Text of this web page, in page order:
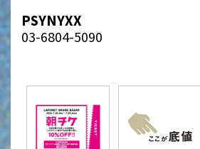
PSYNYXX
03-6804-5090